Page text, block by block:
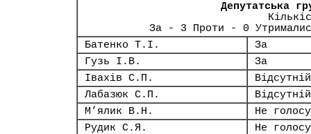
Депутатська
За - 3 Проти - 0
Батенко Т.І.
За
Гузь І.В.
За
Івахів С.П.
Відсутній
Лабазюк С.П.
Відсутній
М’ялик В.Н.
Не
Рудик С.Я.
Не